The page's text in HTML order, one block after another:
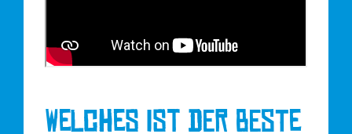
Welches ist der beste